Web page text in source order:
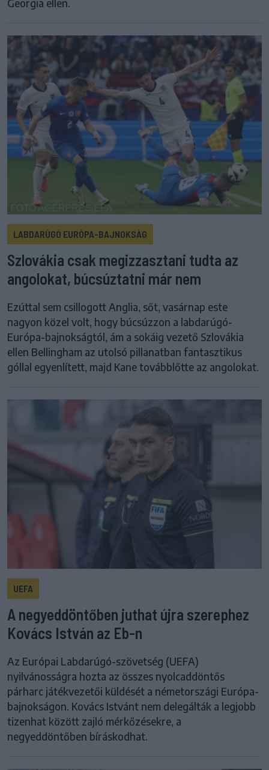
Georgia ellen.
LABDARÚGÓ EURÓPA-BAJNOKSÁG
Szlovákia csak megizzasztani tudta az
angolokat, búcsúztatni már nem
Ezúttal sem csillogott Anglia, sőt, vasárnap este
nagyon közel volt, hogy búcsúzzon a labdarúgó-
Európa-bajnokságtól, ám a sokáig vezető Szlovákia
ellen Bellingham az utolsó pillanatban fantasztikus
góllal egyenlített, majd Kane továbblőtte az angolokat.
UEFA
A negyeddöntőben juthat újra szerephez
Kovács István az Eb-n
Az Európai Labdarúgó-szövetség (UEFA)
nyilvánosságra hozta az összes nyolcaddöntős
párharc játékvezetői küldését a németországi Európa-
bajnokságon. Kovács Istvánt nem delegálták a legjobb
tizenhat között zajló mérkőzésekre, a
negyeddöntőben bíráskodhat.